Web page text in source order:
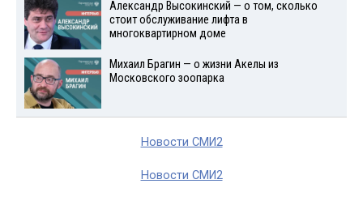
Александр Высокинский — о том, сколько
стоит обслуживание лифта в
многоквартирном доме
Михаил Брагин — о жизни Акелы из
Московского зоопарка
Новости СМИ2
Новости СМИ2